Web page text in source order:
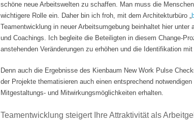
schöne neue Arbeitswelten zu schaffen. Man muss die
wichtigere Rolle ein. Daher bin ich froh, mit dem Architekturbüro „
Teamentwicklung in neuer Arbeitsumgebung beinhaltet hier
und Coachings. Ich begleite die Beteiligten in diesem Change-
anstehenden Veränderungen zu erhöhen und die Identifikation
Denn auch die Ergebnisse des Kienbaum New Work Pulse
der Projekte thematisieren auch einen entsprechend
Mitgestaltungs- und Mitwirkungsmöglichkeiten erhalten.
Teamentwicklung steigert Ihre Attraktivität als